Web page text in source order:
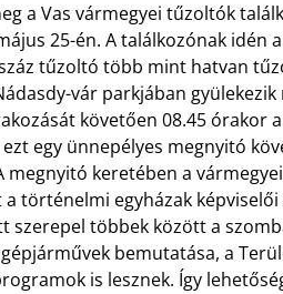
a Vas vármegyei tűzoltók
25-én. A találkozónak idén
tűzoltó több mint hatvan
vár parkjában
követően 08.45 órakor
egy ünnepélyes megnyitó
megnyitó keretében a
történelmi egyházak
szerepel többek között a
bemutatása, a
is lesznek. Így